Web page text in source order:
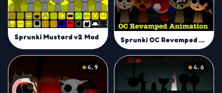
Sprunki Mustard v2 Mod Sprunki OC Revamped Mod
4.9 4.6